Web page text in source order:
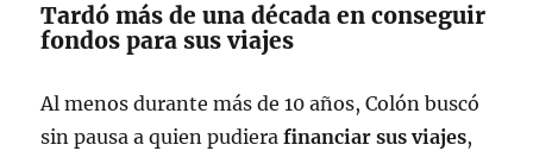
Tardó más de una década en conseguir
fondos para sus viajes
Al menos durante más de 10 años, Colón buscó
sin pausa a quien pudiera financiar sus viajes,